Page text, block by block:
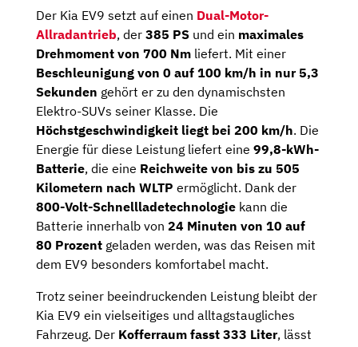
Der Kia EV9 setzt auf einen Dual-Motor-
Allradantrieb, der 385 PS und ein maximales
Drehmoment von 700 Nm liefert. Mit einer
Beschleunigung von 0 auf 100 km/h in nur 5,3
Sekunden gehört er zu den dynamischsten
Elektro-SUVs seiner Klasse. Die
Höchstgeschwindigkeit liegt bei 200 km/h. Die
Energie für diese Leistung liefert eine 99,8-kWh-
Batterie, die eine Reichweite von bis zu 505
Kilometern nach WLTP ermöglicht. Dank der
800-Volt-Schnellladetechnologie kann die
Batterie innerhalb von 24 Minuten von 10 auf
80 Prozent geladen werden, was das Reisen mit
dem EV9 besonders komfortabel macht.
Trotz seiner beeindruckenden Leistung bleibt der
Kia EV9 ein vielseitiges und alltagstaugliches
Fahrzeug. Der Kofferraum fasst 333 Liter, lässt